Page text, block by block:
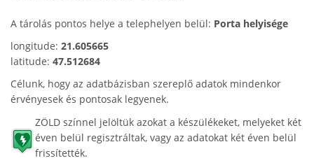
A tárolás pontos helye a telephelyen belül: Porta helyisége
longitude: 21.605665
latitude: 47.512684
Célunk, hogy az adatbázisban szereplő adatok mindenkor
érvényesek és pontosak legyenek.
ZÖLD színnel jelöltük azokat a készülékeket, melyeket két
éven belül regisztráltak, vagy az adatokat két éven belül
frissítették.